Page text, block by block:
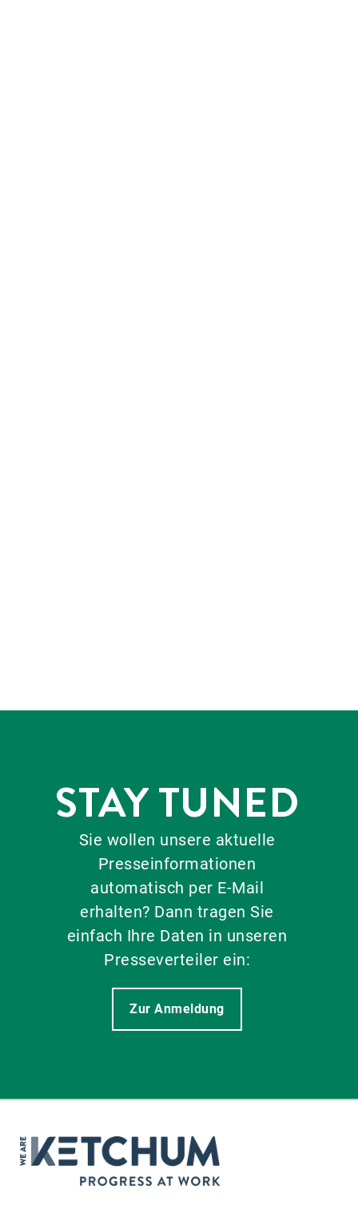
STAY TUNED
Sie wollen unsere aktuelle
Presseinformationen
automatisch per E-Mail
erhalten? Dann tragen Sie
einfach Ihre Daten in unseren
Presseverteiler ein:
Zur Anmeldung